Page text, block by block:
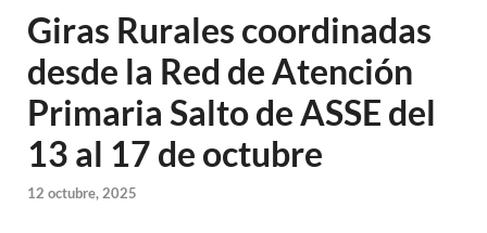
Giras Rurales coordinadas
desde la Red de Atención
Primaria Salto de ASSE del
13 al 17 de octubre
12 octubre, 2025